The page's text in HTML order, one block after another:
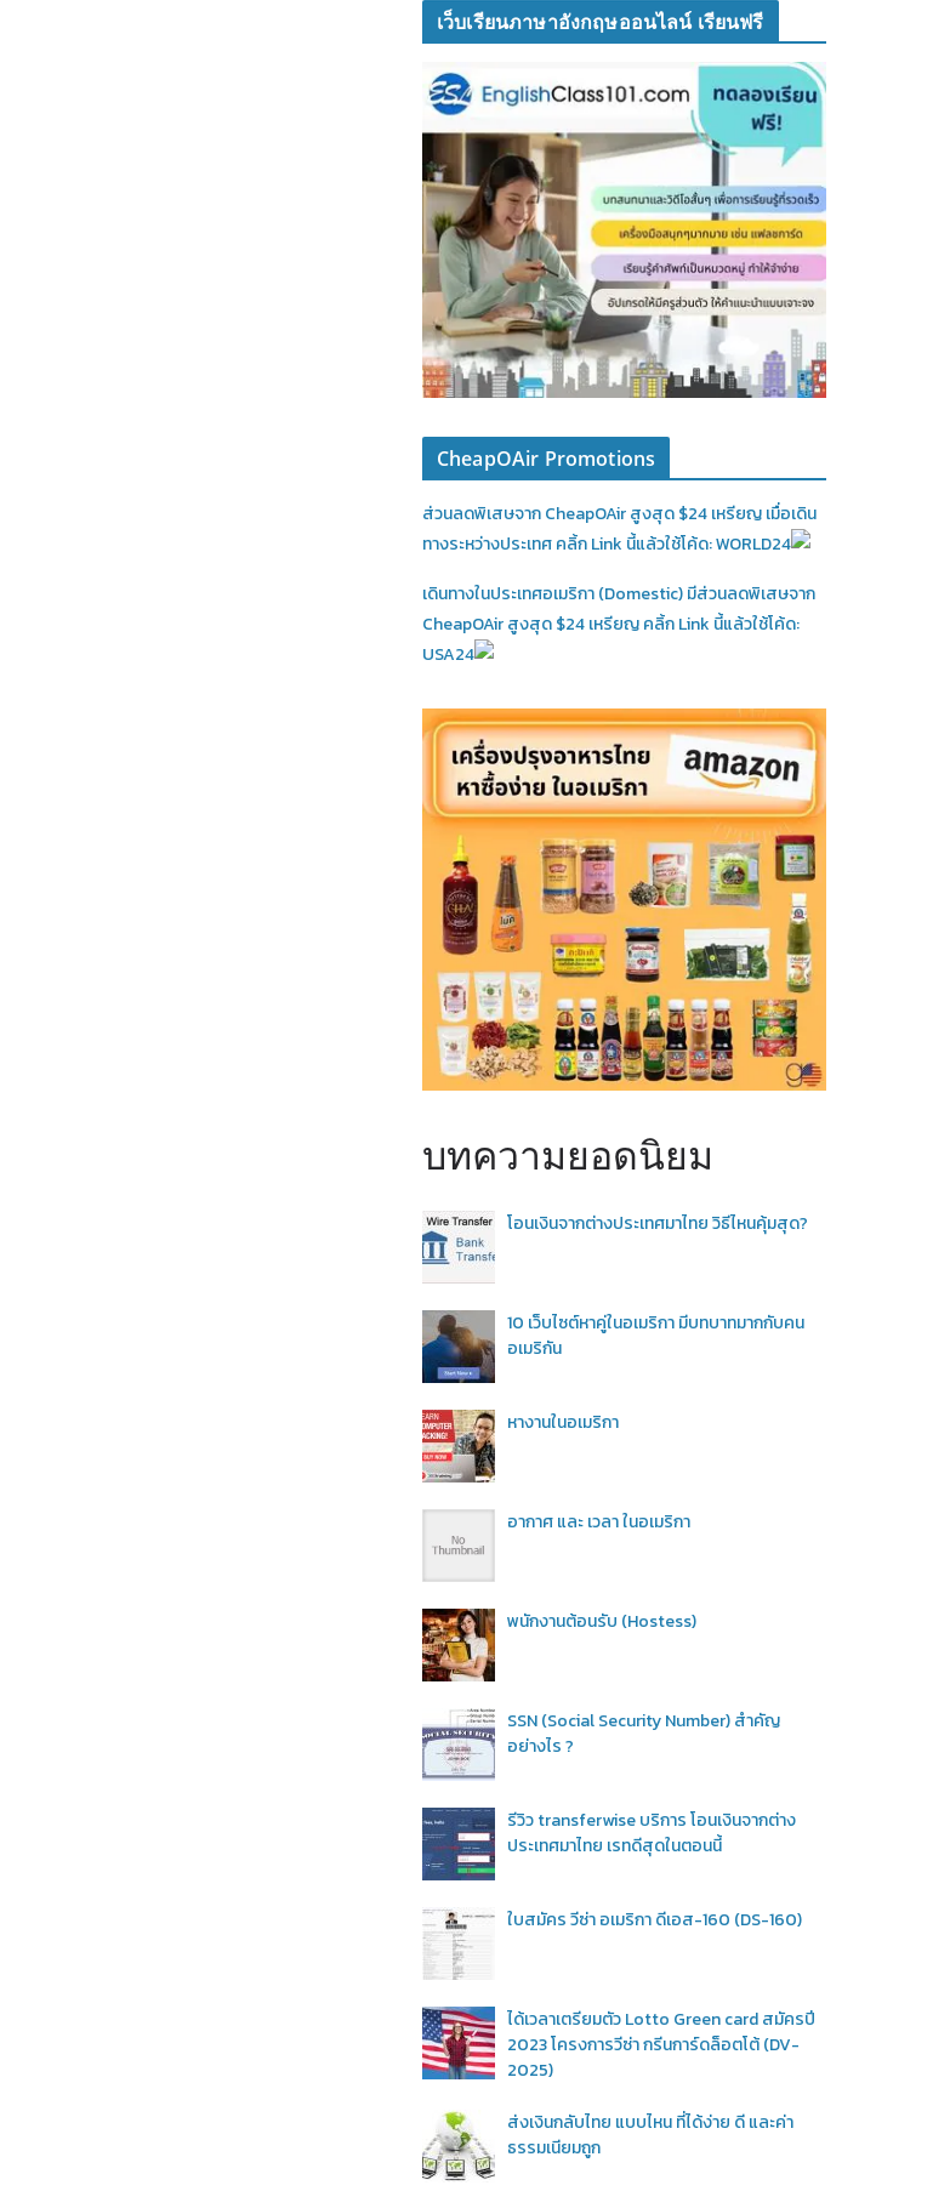
เว็บเรียนภาษาอังกฤษออนไลน์ เรียนฟรี
CheapOAir Promotions
ส่วนลดพิเสษจาก CheapOAir สูงสุด $24 เหรียญ เมื่อเดิน
ทางระหว่างประเทศ คลิ้ก Link นี้แล้วใช้โค้ด: WORLD24
เดินทางในประเทศอเมริกา (Domestic)มีส่วนลดพิเสษจาก
CheapOAir สูงสุด $24 เหรียญ คลิ้ก Link นี้แล้วใช้โค้ด:
USA24
บทความยอดนิยม
โอนเงินจากต่างประเทศมาไทย วิธีไหนคุ้มสุด?
10 เว็บไซต์หาคู่ในอเมริกา มีบทบาทมากกับคน
อเมริกัน
หางานในอเมริกา
อากาศ และ เวลา ในอเมริกา
พนักงานต้อนรับ (Hostess)
SSN (Social Security Number) สำคัญ
อย่างไร ?
รีวิว transferwise บริการ โอนเงินจากต่าง
ประเทศมาไทย เรทดีสุดในตอนนี้
ใบสมัคร วีซ่า อเมริกา ดีเอส-160 (DS-160)
ได้เวลาเตรียมตัว Lotto Green card สมัครปี
2023 โครงการวีซ่า กรีนการ์ดล็อตโต้ (DV-
2025)
ส่งเงินกลับไทย แบบไหน ที่ได้ง่าย ดี และค่า
ธรรมเนียมถูก